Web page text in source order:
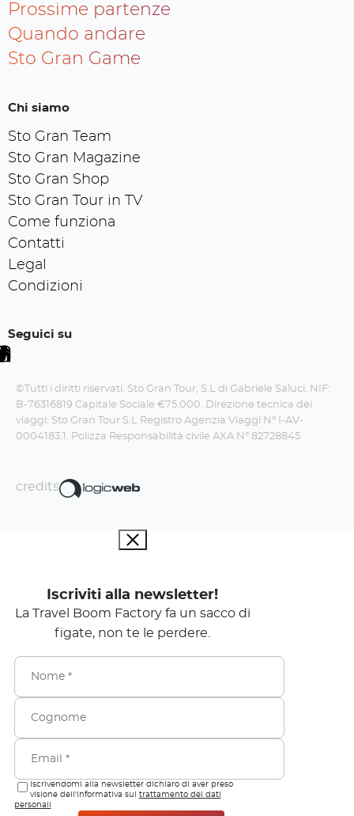
Prossime partenze
Quando andare
Sto Gran Game
Chi siamo
Sto Gran Team
Sto Gran Magazine
Sto Gran Shop
Sto Gran Tour in TV
Come funziona
Contatti
Legal
Condizioni
Seguici su
©Tutti i diritti riservati. Sto Gran Tour, S.L di Gabriele Saluci. NIF:
B-76316819 Capitale Sociale €75.000. Direzione tecnica dei
viaggi: Sto Gran Tour S.L Registro Agenzia Viaggi N° I-AV-
0004183.1. Polizza Responsabilità civile AXA N° 82728845
credits
Iscriviti alla newsletter!
La Travel Boom Factory fa un sacco di
figate, non te le perdere.
Iscrivendomi alla newsletter dichiaro di aver preso
visione dell'informativa sul trattamento dei dati
personali